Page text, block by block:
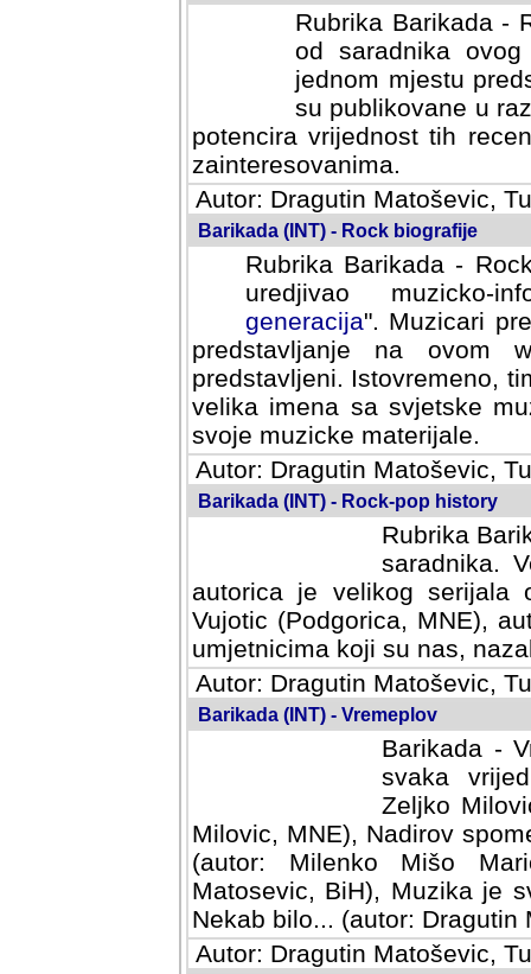
Rubrika Barikada -
od saradnika
jednom mjestu
su publikovane u
potencira vrijednost tih
zainteresovanima.
Autor: Dragutin Matoševic,
Barikada (INT) - Rock biografije
Rubrika Barikada -
uredjivao muzicko-
Muzicari predstavljeni u
na ovom web portalu
Istovremeno, tim nacinom
sa svjetske muzicke scene
materijale.
Autor: Dragutin Matoševic,
Barikada (INT) - Rock-pop history
Rubrika
saradnika.
autorica je velikog serijala
Vujotic (Podgorica, MNE),
umjetnicima koji su nas,
Autor: Dragutin Matoševic,
Barikada (INT) - Vremeplov
Barikada -
svaka
Milovic,
MNE), Nadirov spomenar
Milenko Mišo Maric, UK),
Muzika je svirala (autor:
(autor: Dragutin Matosevic,
Autor: Dragutin Matoševic,